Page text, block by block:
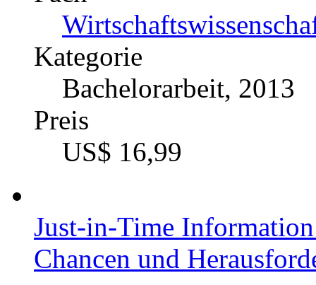
Kategorie
Bachelorarbeit, 2013
Preis
US$ 16,99
Just-in-Time
Chancen und